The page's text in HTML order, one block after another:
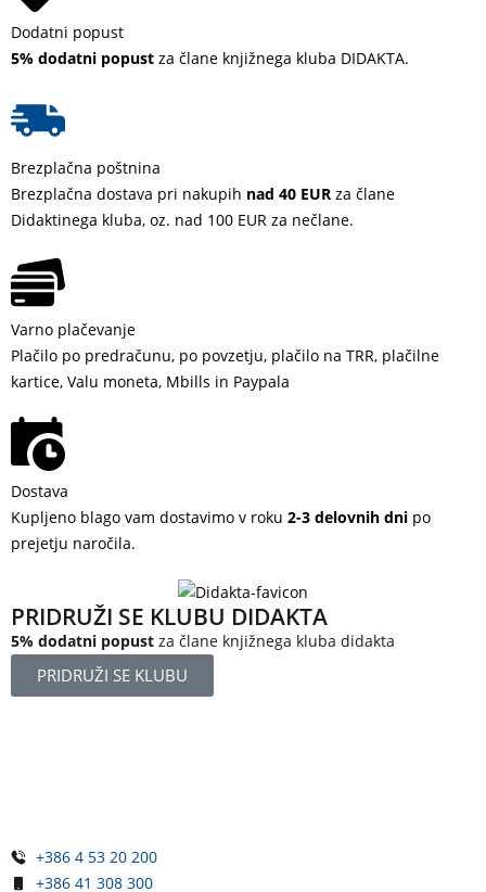
Dodatni popust
5% dodatni popust za člane knjižnega kluba DIDAKTA.
Brezplačna poštnina
Brezplačna dostava pri nakupih nad 40 EUR za člane
Didaktinega kluba, oz. nad 100 EUR za nečlane.
Varno plačevanje
Plačilo po predračunu, po povzetju, plačilo na TRR, plačilne
kartice, Valu moneta, Mbills in Paypala
Dostava
Kupljeno blago vam dostavimo v roku 2-3 delovnih dni po
prejetju naročila.
PRIDRUŽI SE KLUBU DIDAKTA
5% dodatni popust za člane knjižnega kluba didakta
PRIDRUŽI SE KLUBU
+386 4 53 20 200
+386 41 308 300